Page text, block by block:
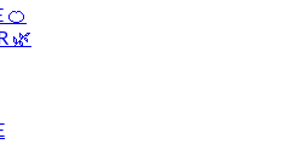
🍊
🌿